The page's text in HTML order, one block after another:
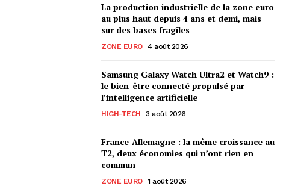
La production industrielle de la zone euro
au plus haut depuis 4 ans et demi, mais
sur des bases fragiles
ZONE EURO 4 août 2026
Samsung Galaxy Watch Ultra2 et Watch9 :
le bien-être connecté propulsé par
l’intelligence artificielle
HIGH-TECH 3 août 2026
France-Allemagne : la même croissance au
T2, deux économies qui n’ont rien en
commun
ZONE EURO 1 août 2026